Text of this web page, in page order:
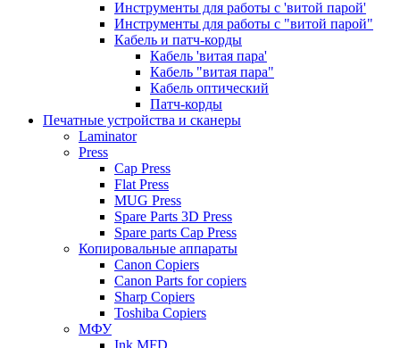
Инструменты для работы с 'витой парой'
Инструменты для работы с "витой парой"
Кабель и патч-корды
Кабель 'витая пара'
Кабель "витая пара"
Кабель оптический
Патч-корды
Печатные устройства и сканеры
Laminator
Press
Cap Press
Flat Press
MUG Press
Spare Parts 3D Press
Spare parts Cap Press
Копировальные аппараты
Canon Copiers
Canon Parts for copiers
Sharp Copiers
Toshiba Copiers
МФУ
Ink MFD